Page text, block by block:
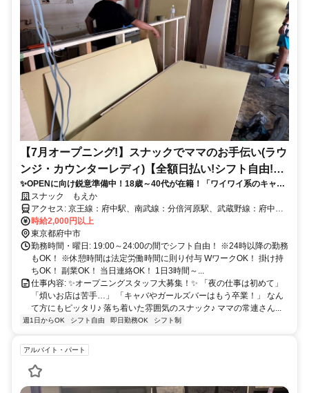
【7月オープニング!】スナックでママのお手伝い(ラウ
ンジ・カウンターレディ)【全額日払い!シフト自由!服
装自由!ジーパン〇!18歳~40代在籍!】
✨OPENに向け鋭意準備中！18歳～40代が在籍！「ワイワイ系のキャバ
はガルバはちょっと…」「夜の仕事は初めて…」なんて方にピッタリ♪
スナック もえか
アクセス: 京王線：府中駅、南武線：分倍河原駅、武蔵野線：府中本
町駅
時給2,000円以上
東京都府中市
勤務時間・曜日: 19:00～24:00の間でシフト自由！ ※24時以降の勤務
もOK！ ※休憩時間は法定労働時間に則り付与 WワークOK！ 掛け持
ちOK！ 副業OK！ 当日連絡OK！ 1日3時間～...
仕事内容: ✨オープニングスタッフ大募集！✨ 「夜の仕事は初めて」
「煩いお店は苦手…」 「キャバやガールズバーはもう卒業！」 なん
て方にもピッタリ♪ 落ち着いた雰囲気のスナック♪ ママの常連さん...
週1日からOK シフト自由 即日勤務OK シフト制
アルバイト・パート